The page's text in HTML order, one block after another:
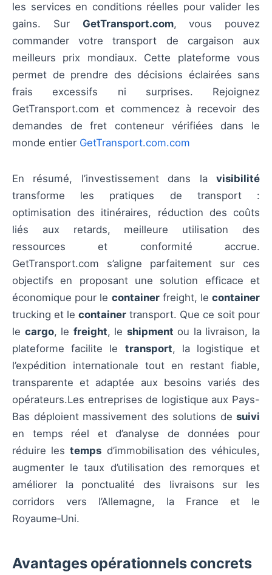
les services en conditions réelles pour valider les
gains. Sur GetTransport.com, vous pouvez
commander votre transport de cargaison aux
meilleurs prix mondiaux. Cette plateforme vous
permet de prendre des décisions éclairées sans
frais excessifs ni surprises. Rejoignez
GetTransport.com et commencez à recevoir des
demandes de fret conteneur vérifiées dans le
monde entier GetTransport.com.com
En résumé, l’investissement dans la visibilité
transforme les pratiques de transport :
optimisation des itinéraires, réduction des coûts
liés aux retards, meilleure utilisation des
ressources et conformité accrue.
GetTransport.com s’aligne parfaitement sur ces
objectifs en proposant une solution efficace et
économique pour le containerfreight, le container
trucking et le container transport. Que ce soit pour
le cargo, le freight, le shipment ou la livraison, la
plateforme facilite le transport, la logistique et
l’expédition internationale tout en restant fiable,
transparente et adaptée aux besoins variés des
opérateurs.Les entreprises de logistique aux Pays-
Bas déploient massivement des solutions de suivi
en temps réel et d’analyse de données pour
réduire lestemps d’immobilisation des véhicules,
augmenter le taux d’utilisation des remorques et
améliorer la ponctualité des livraisons sur les
corridors vers l’Allemagne, la France et le
Royaume‑Uni.
Avantages opérationnels concrets